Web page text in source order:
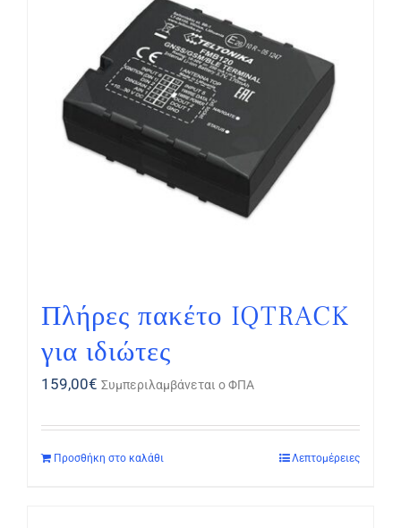
Πλήρες πακέτο IQTRACK
για ιδιώτες
159,00€ Συμπεριλαμβάνεται ο ΦΠΑ
Προσθήκη στο καλάθι Λεπτομέρειες